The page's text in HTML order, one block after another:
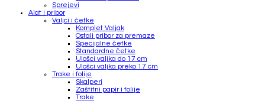
Sprejevi
Alat i pribor
Valjci i četke
Komplet Valjak
Ostali pribor za premaze
Specijalne četke
Standardne četke
Ulošci valjka do 17 cm
Ulošci valjka preko 17 cm
Trake i folije
Skalperi
Zaštitni papir i folije
Trake